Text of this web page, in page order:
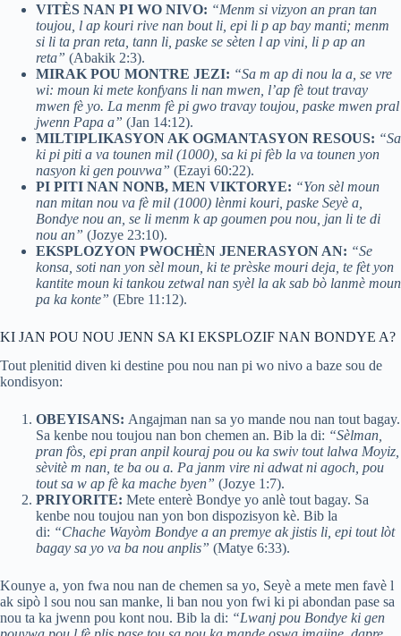
VITÈS NAN PI WO NIVO: “Menm si vizyon an pran tan
toujou, l ap kouri rive nan bout li, epi li p ap bay manti; menm
si li ta pran reta, tann li, paske se sèten l ap vini, li p ap an
reta” (Abakik 2:3).
MIRAK POU MONTRE JEZI: “Sa m ap di nou la a, se vre
wi: moun ki mete konfyans li nan mwen, l’ap fè tout travay
mwen fè yo. La menm fè pi gwo travay toujou, paske mwen pral
jwenn Papa a” (Jan 14:12).
MILTIPLIKASYON AK OGMANTASYON RESOUS: “Sa
ki pi piti a va tounen mil (1000), sa ki pi fèb la va tounen yon
nasyon ki gen pouvwa” (Ezayi 60:22).
PI PITI NAN NONB, MEN VIKTORYE: “Yon sèl moun
nan mitan nou va fè mil (1000) lènmi kouri, paske Seyè a,
Bondye nou an, se li menm k ap goumen pou nou, jan li te di
nou an” (Jozye 23:10).
EKSPLOZYON PWOCHÈN JENERASYON AN: “Se
konsa, soti nan yon sèl moun, ki te prèske mouri deja, te fèt yon
kantite moun ki tankou zetwal nan syèl la ak sab bò lanmè moun
pa ka konte” (Ebre 11:12).
KI JAN POU NOU JENN SA KI EKSPLOZIF NAN BONDYE A?
Tout plenitid diven ki destine pou nou nan pi wo nivo a baze sou de
kondisyon:
OBEYISANS: Angajman nan sa yo mande nou nan tout bagay.
Sa kenbe nou toujou nan bon chemen an. Bib la di: “Sèlman,
pran fòs, epi pran anpil kouraj pou ou ka swiv tout lalwa Moyiz,
sèvitè m nan, te ba ou a. Pa janm vire ni adwat ni agoch, pou
tout sa w ap fè ka mache byen” (Jozye 1:7).
PRIYORITE: Mete enterè Bondye yo anlè tout bagay. Sa
kenbe nou toujou nan yon bon dispozisyon kè. Bib la
di: “Chache Wayòm Bondye a an premye ak jistis li, epi tout lòt
bagay sa yo va ba nou anplis” (Matye 6:33).
Kounye a, yon fwa nou nan de chemen sa yo, Seyè a mete men favè l
ak sipò l sou nou san manke, li ban nou yon fwi ki pi abondan pase sa
nou ta ka jwenn pou kont nou. Bib la di: “Lwanj pou Bondye ki gen